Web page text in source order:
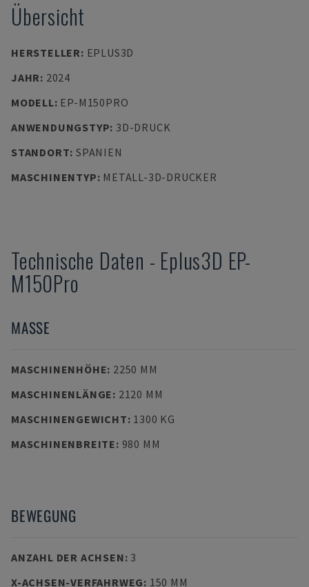
Übersicht
HERSTELLER: EPLUS3D
JAHR: 2024
MODELL: EP-M150PRO
ANWENDUNGSTYP: 3D-DRUCK
STANDORT: SPANIEN
MASCHINENTYP: METALL-3D-DRUCKER
Technische Daten - Eplus3D EP-
M150Pro
MASSE
MASCHINENHÖHE: 2250 MM
MASCHINENLÄNGE: 2120 MM
MASCHINENGEWICHT: 1300 KG
MASCHINENBREITE: 980 MM
BEWEGUNG
ANZAHL DER ACHSEN: 3
X-ACHSEN-VERFAHRWEG: 150 MM